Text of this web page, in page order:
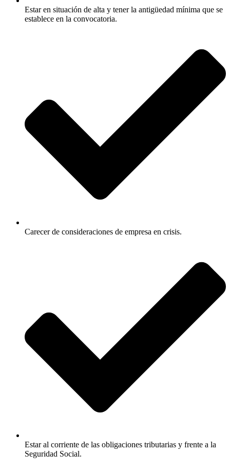
Estar en situación de alta y tener la antigüedad mínima que se
establece en la convocatoria.
Carecer de consideraciones de empresa en crisis.
Estar al corriente de las obligaciones tributarias y frente a la
Seguridad Social.